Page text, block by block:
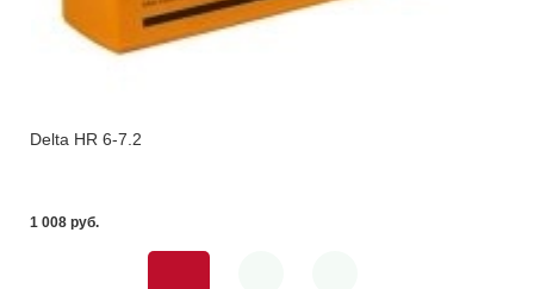
Delta HR 6-7.2
1 008 pуб.